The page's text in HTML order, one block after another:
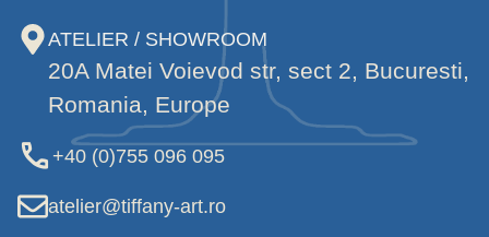
ATELIER / SHOWROOM
20A Matei Voievod str, sect 2, Bucuresti,
Romania, Europe
+40 (0)755 096 095
atelier@tiffany-art.ro